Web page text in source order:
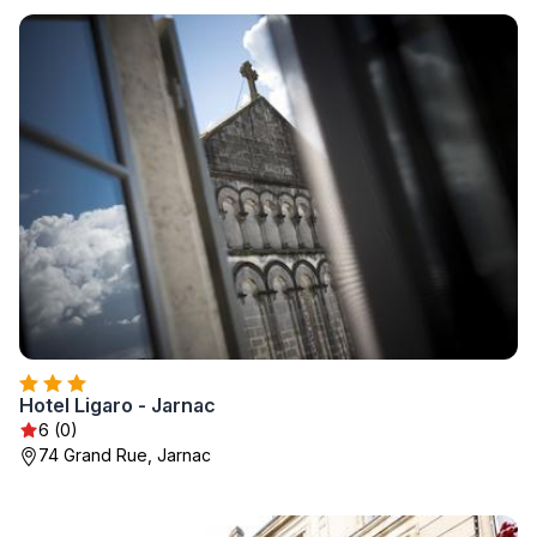
Hotel Ligaro - Jarnac
6 (0)
74 Grand Rue, Jarnac